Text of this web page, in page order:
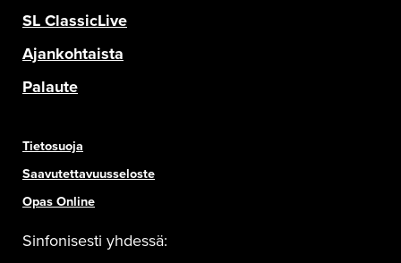
SL ClassicLive
Ajankohtaista
Palaute
Tietosuoja
Saavutettavuusseloste
Opas Online
Sinfonisesti yhdessä: